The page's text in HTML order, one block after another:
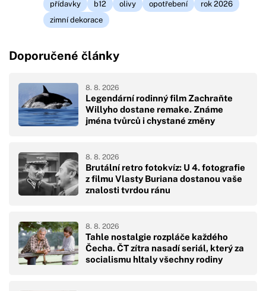
přídavky b12 olivy opotřebení
rok 2026
zimní dekorace
Doporučené články
Legendární rodinný film Zachraňte
Willyho dostane remake. Známe
jména tvůrců i chystané změny
8. 8. 2026
Brutální retro fotokvíz: U 4. fotografie
z filmu Vlasty Buriana dostanou vaše
znalosti tvrdou ránu
8. 8. 2026
Tahle nostalgie rozpláče každého
Čecha. ČT zítra nasadí seriál, který za
socialismu hltaly všechny rodiny
8. 8. 2026